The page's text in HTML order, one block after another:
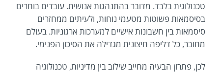
טכנולוגית בלבד. מדובר בהתנהגות אנושית. עובדים בוחרים
בסיסמאות פשוטות מטעמי נוחות, ולעיתים ממחזרים
סיסמאות בין חשבונות אישיים למערכות ארגוניות. בעולם
מחובר, כל דליפה חיצונית מגדילה את הסיכון הפנימי.
לכן, פתרון הבעיה מחייב שילוב בין מדיניות, טכנולוגיה